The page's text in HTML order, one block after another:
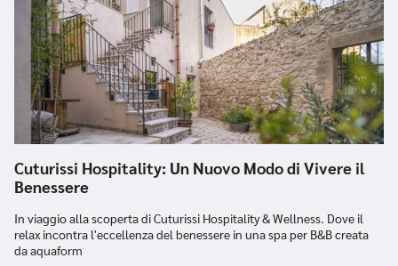
Cuturissi Hospitality: Un Nuovo Modo di Vivere il
Benessere
In viaggio alla scoperta di Cuturissi Hospitality & Wellness. Dove il
relax incontra l'eccellenza del benessere in una spa per B&B creata
da aquaform